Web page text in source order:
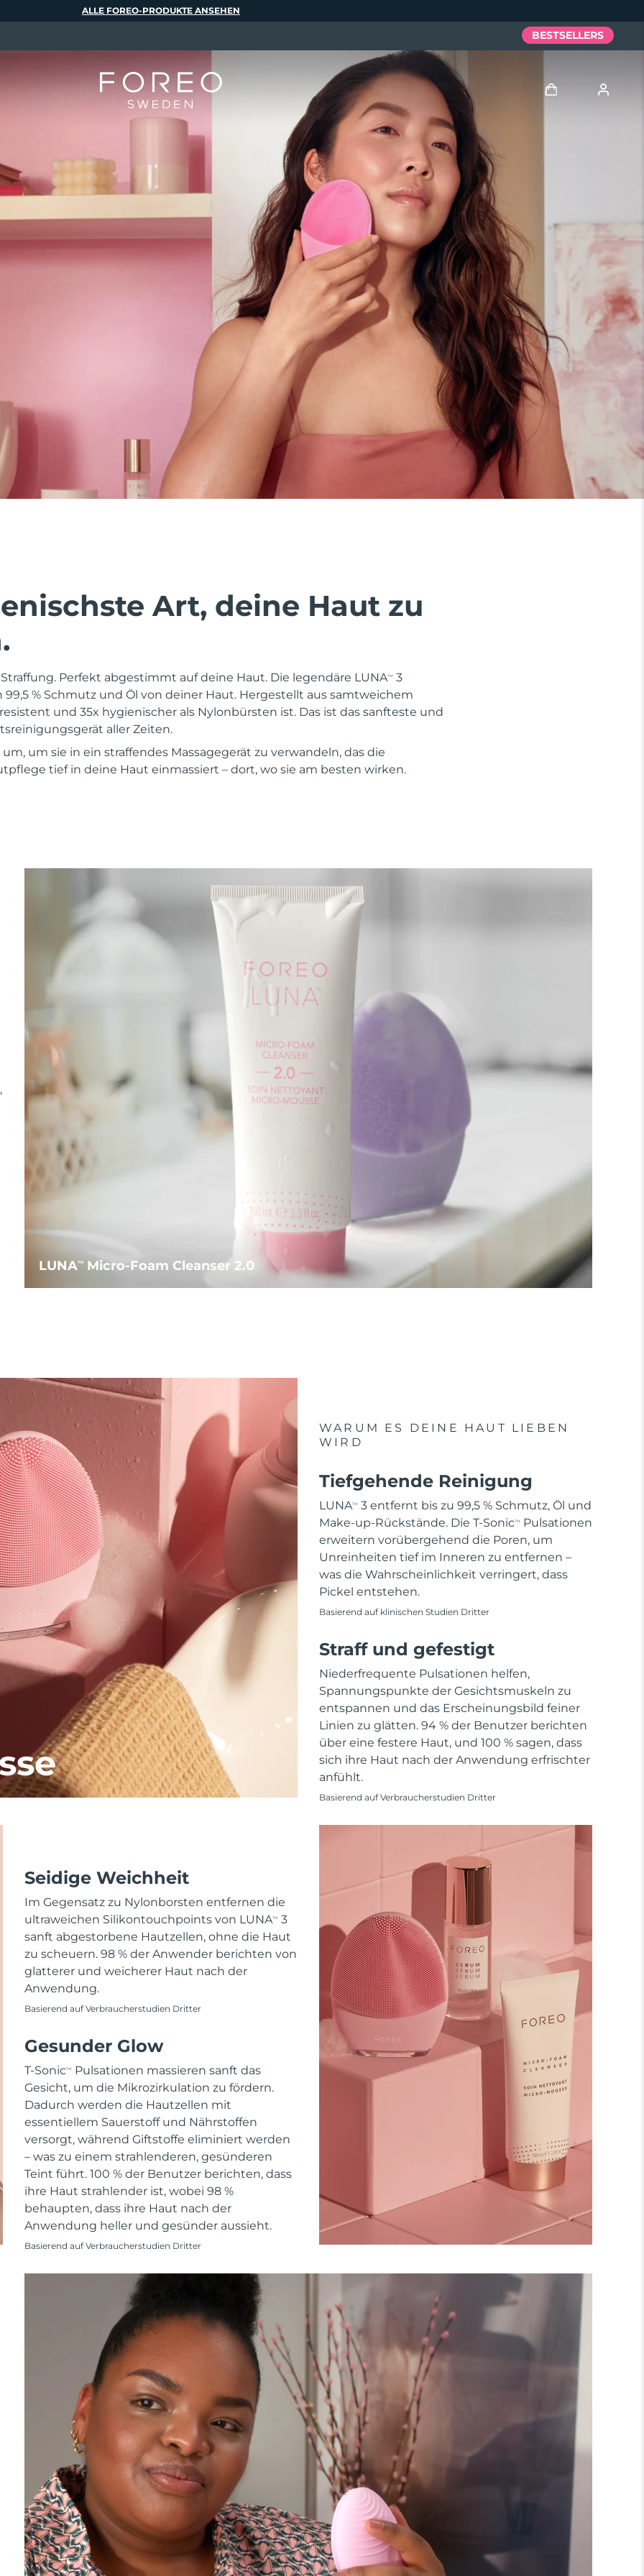
Art, deine Haut zu
Perfekt abgestimmt auf deine Haut. Die legendäre LUNATM
3
% Schmutz und Öl von deiner Haut. Hergestellt aus samtweichem
und 35x hygienischer als Nylonbürsten ist. Das ist das sanfteste und
aller Zeiten.
um, um sie in ein straffendes Massagegerät zu verwandeln, das die
tief in deine Haut einmassiert – dort, wo sie am besten wirken.
LUNATMMicro-Foam Cleanser 2.0
WARUM ES DEINE HAUT LIEBEN
WIRD
Tiefgehende Reinigung
LUNATM
3 entfernt bis zu 99,5 % Schmutz, Öl und
Make-up-Rückstände. Die T-SonicTM
Pulsationen
erweitern vorübergehend die Poren, um
Unreinheiten tief im Inneren zu entfernen –
was die Wahrscheinlichkeit verringert, dass
Pickel entstehen.
Basierend auf klinischen Studien Dritter
Straff und gefestigt
Niederfrequente Pulsationen helfen,
Spannungspunkte der Gesichtsmuskeln zu
entspannen und das Erscheinungsbild feiner
Linien zu glätten. 94 % der Benutzer berichten
über eine festere Haut, und 100 % sagen, dass
sich ihre Haut nach der Anwendung erfrischter
anfühlt.
Basierend auf Verbraucherstudien Dritter
Seidige Weichheit
Im Gegensatz zu Nylonborsten entfernen die
ultraweichen Silikontouchpoints von LUNATM
3
sanft abgestorbene Hautzellen, ohne die Haut
zu scheuern. 98 % der Anwender berichten von
glatterer und weicherer Haut nach der
Anwendung.
Basierend auf Verbraucherstudien Dritter
Gesunder Glow
T-SonicTM
Pulsationen massieren sanft das
Gesicht, um die Mikrozirkulation zu fördern.
Dadurch werden die Hautzellen mit
essentiellem Sauerstoff und Nährstoffen
versorgt, während Giftstoffe eliminiert werden
– was zu einem strahlenderen, gesünderen
Teint führt. 100 % der Benutzer berichten, dass
ihre Haut strahlender ist, wobei 98 %
behaupten, dass ihre Haut nach der
Anwendung heller und gesünder aussieht.
Basierend auf Verbraucherstudien Dritter
ALLE FOREO-PRODUKTE ANSEHEN
BESTSELLERS
Meine Bestellungen
Meine Adressen
Meine Abonnements